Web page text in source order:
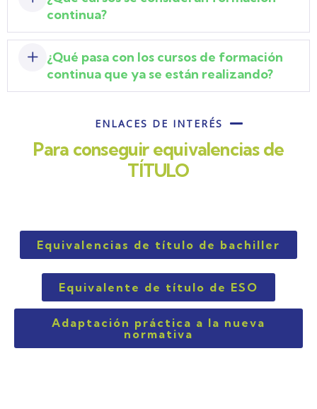
continua?
¿Qué pasa con los cursos de formación
continua que ya se están realizando?
ENLACES DE INTERÉS
Para conseguir equivalencias de
TÍTULO
Equivalencias de título de bachiller
Equivalente de título de ESO
Adaptación práctica a la nueva
normativa